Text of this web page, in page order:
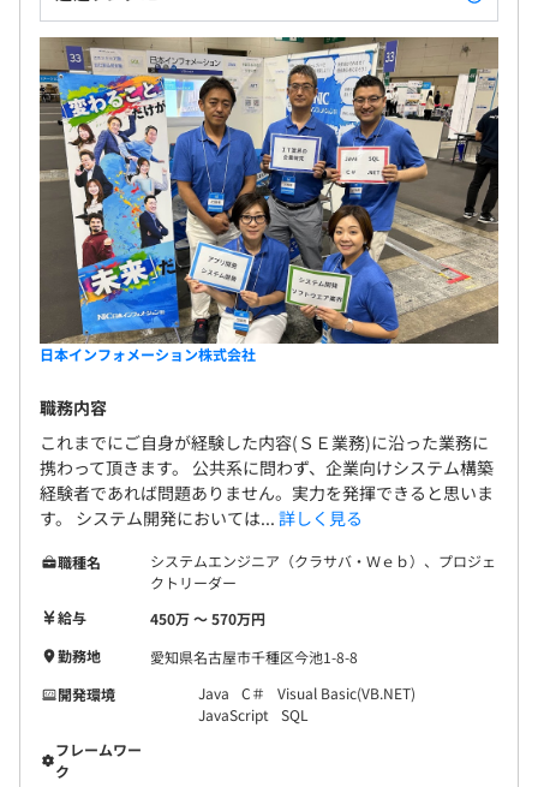
日本インフォメーション株式会社
職務内容
これまでにご自身が経験した内容(ＳＥ業務)に沿った業務に
携わって頂きます。 公共系に問わず、企業向けシステム構築
経験者であれば問題ありません。実力を発揮できると思いま
す。 システム開発においては... 詳しく見る
職種名
システムエンジニア（クラサバ・Ｗｅｂ）、プロジェ
クトリーダー
給与
450万 〜 570万円
勤務地
愛知県名古屋市千種区今池1-8-8
開発環境
Java C＃
Visual Basic(VB.NET)
JavaScript
SQL
フレームワー
ク